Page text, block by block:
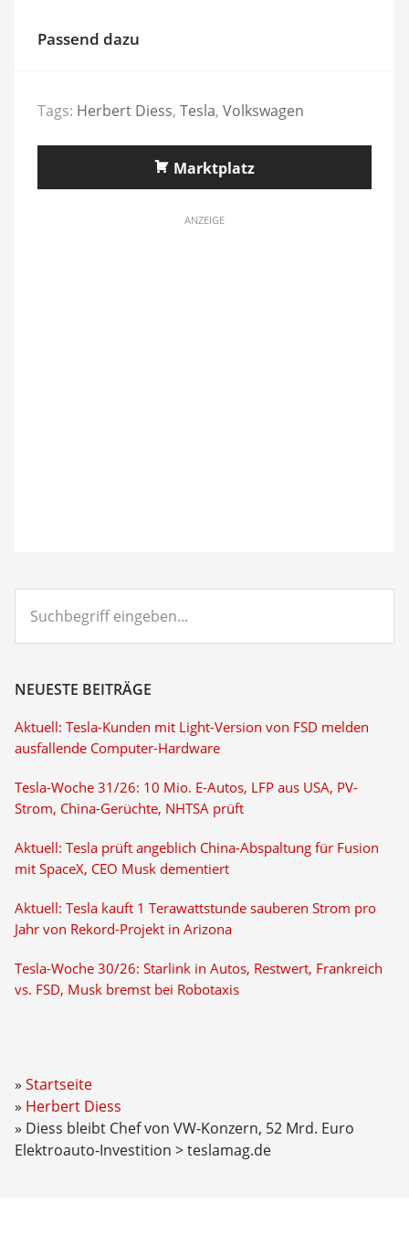
Passend dazu
Tags: Herbert Diess, Tesla, Volkswagen
Marktplatz
ANZEIGE
eingeben...
NEUESTE BEITRÄGE
Aktuell: Tesla-Kunden mit Light-Version von FSD melden
ausfallende Computer-Hardware
Tesla-Woche 31/26: 10 Mio. E-Autos, LFP aus USA, PV-
Strom, China-Gerüchte, NHTSA prüft
Aktuell: Tesla prüft angeblich China-Abspaltung für Fusion
mit SpaceX, CEO Musk dementiert
Aktuell: Tesla kauft 1 Terawattstunde sauberen Strom pro
Jahr von Rekord-Projekt in Arizona
Tesla-Woche 30/26: Starlink in Autos, Restwert, Frankreich
vs. FSD, Musk bremst bei Robotaxis
Startseite
Herbert Diess
Diess bleibt Chef von VW-Konzern, 52 Mrd. Euro
Elektroauto-Investition > teslamag.de